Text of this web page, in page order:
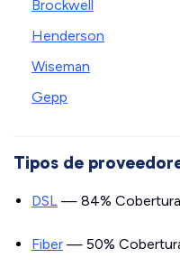
Brockwell
Henderson
Wiseman
Gepp
Tipos de
DSL — 84% Cobertura
Fiber — 50%